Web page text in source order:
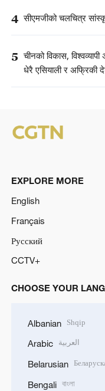
4 सीएमजीको चलचित्र
5 चीनको विकास,
धेरै एसियाली र अफ्रिकी
EXPLORE MORE
English
Français
Русский
CCTV+
CHOOSE YOUR
Albanian Shqip
Arabic العربية
Belarusian
Bengali বাংলা